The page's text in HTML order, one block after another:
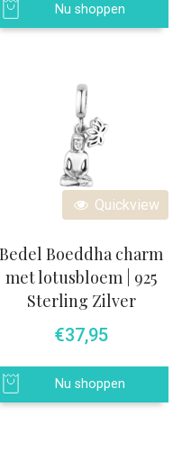
Nu shoppen
Quickview
Bedel Boeddha charm
met lotusbloem | 925
Sterling Zilver
€37,95
Nu shoppen